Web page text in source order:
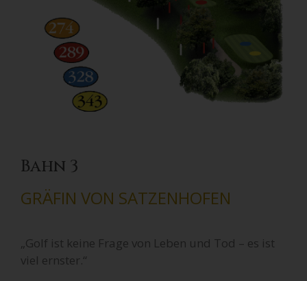
Bahn 3
GRÄFIN VON SATZENHOFEN
„Golf ist keine Frage von Leben und Tod – es ist
viel ernster.“